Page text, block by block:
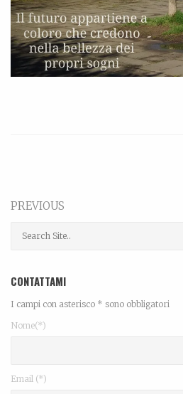
PREVIOUS
CONTATTAMI
I campi con asterisco * sono obbligatori
Nome(*)
Email (*)